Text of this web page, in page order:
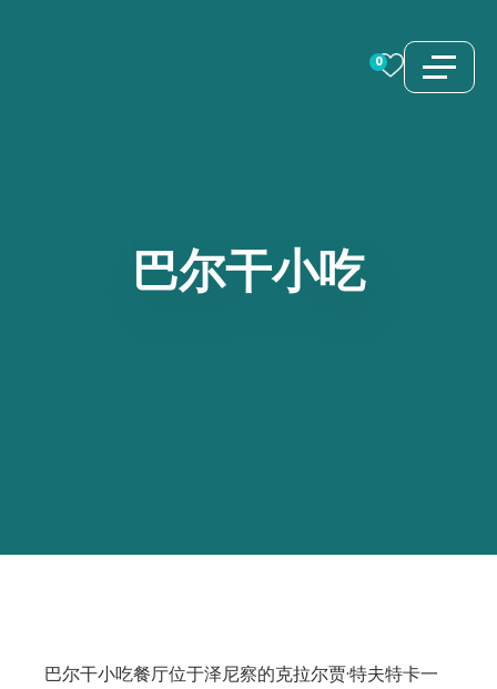
0
巴尔干小吃
巴尔干小吃餐厅位于泽尼察的克拉尔贾·特夫特卡一